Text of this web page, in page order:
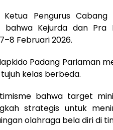
Pengurus Cabang
bahwa Kejurda dan
Februari 2026.
Padang Pariaman
kelas berbeda.
bahwa target
strategis untuk
olahraga bela diri di